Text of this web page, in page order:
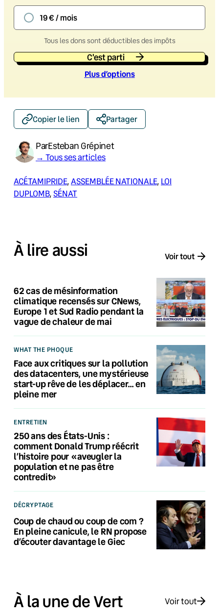
19 € / mois
Tous les dons sont déductibles des impôts
C'est parti
Plus d’options
Copier le lien Partager
ParEsteban Grépinet
→ Tous ses articles
ACÉTAMIPRIDE, ASSEMBLÉE NATIONALE, LOI
DUPLOMB, SÉNAT
À lire aussi Voir tout
62 cas de mésinformation
climatique recensés sur CNews,
Europe 1 et Sud Radio pendant la
vague de chaleur de mai
WHAT THE PHOQUE
Face aux critiques sur la pollution
des datacenters, une mystérieuse
start-up rêve de les déplacer… en
pleine mer
ENTRETIEN
250 ans des États-Unis :
comment Donald Trump réécrit
l’histoire pour «aveugler la
population et ne pas être
contredit»
DÉCRYPTAGE
Coup de chaud ou coup de com ?
En pleine canicule, le RN propose
d’écouter davantage le Giec
À la une de Vert Voir tout